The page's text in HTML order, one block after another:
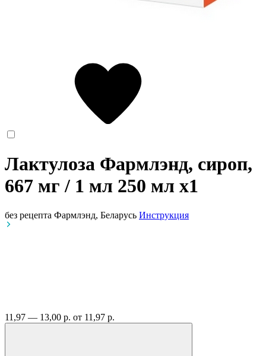
Лактулоза Фармлэнд, сироп,
667 мг / 1 мл 250 мл x1
без рецепта Фармлэнд, Беларусь Инструкция
11,97 — 13,00 р. от 11,97 р.